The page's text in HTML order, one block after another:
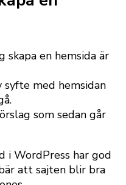
skapa en hemsida är
med hemsidan
som sedan går
i WordPress har god
att sajten blir bra